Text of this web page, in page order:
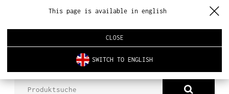
ÜBER UNS
HJM00084HHH
This page is available in english
CLOSE
SWITCH TO ENGLISH